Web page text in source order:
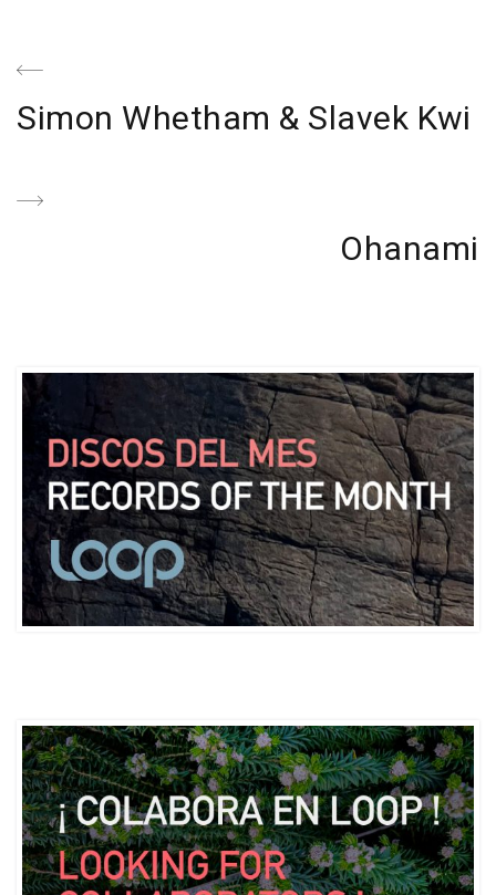
Navegación
de
entradas
Previous
Simon Whetham & Slavek Kwi
Next
Ohanami